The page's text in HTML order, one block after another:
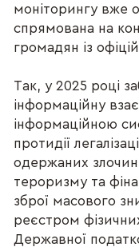
моніторингу вже
спрямована на
громадян із
Так, у 2025 році
інформаційну
інформаційною
протидії
одержаних
тероризму та
зброї масового
реєстром
Державної